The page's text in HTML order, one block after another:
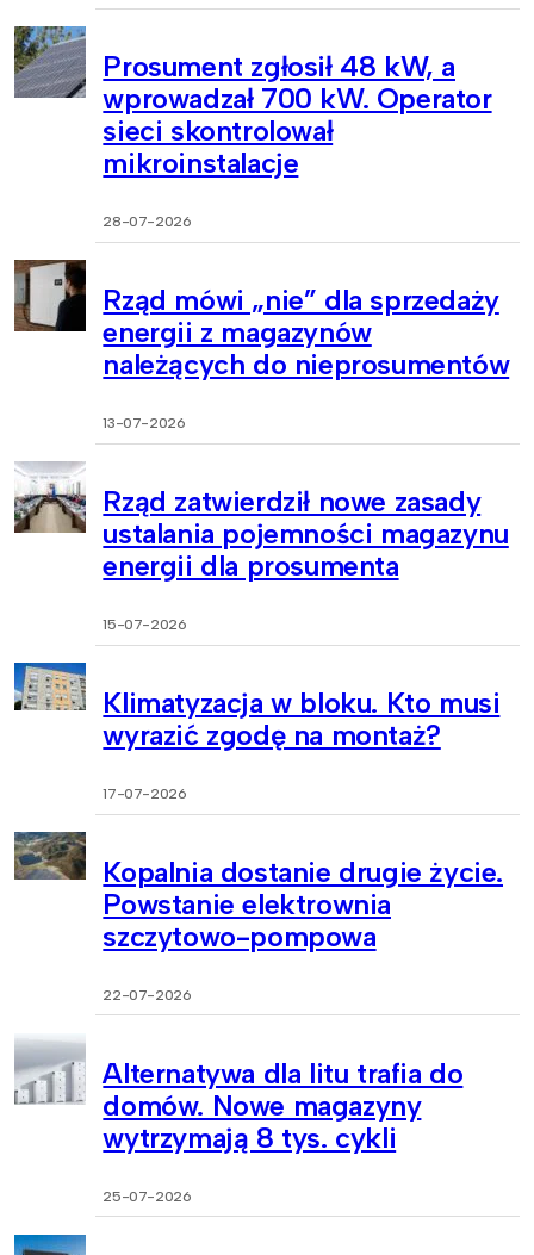
Prosument zgłosił 48 kW, a
wprowadzał 700 kW. Operator
sieci skontrolował
mikroinstalacje
28-07-2026
Rząd mówi „nie” dla sprzedaży
energii z magazynów
należących do nieprosumentów
13-07-2026
Rząd zatwierdził nowe zasady
ustalania pojemności magazynu
energii dla prosumenta
15-07-2026
Klimatyzacja w bloku. Kto musi
wyrazić zgodę na montaż?
17-07-2026
Kopalnia dostanie drugie życie.
Powstanie elektrownia
szczytowo-pompowa
22-07-2026
Alternatywa dla litu trafia do
domów. Nowe magazyny
wytrzymają 8 tys. cykli
25-07-2026